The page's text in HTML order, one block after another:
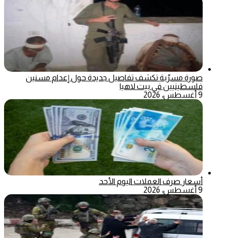
صورة مسرّبة تكشف تفاصيل جديدة حول إعدام مسنين
فلسطينيين في بيت لاهيا
9 أغسطس، 2026
أسعار صرف العملات اليوم الأحد
9 أغسطس، 2026